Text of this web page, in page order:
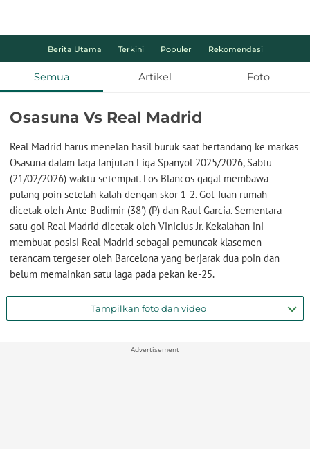
Berita Utama Terkini Populer Rekomendasi
Semua Artikel Foto
Osasuna Vs Real Madrid
Real Madrid harus menelan hasil buruk saat bertandang ke markas
Osasuna dalam laga lanjutan Liga Spanyol 2025/2026, Sabtu
(21/02/2026) waktu setempat. Los Blancos gagal membawa
pulang poin setelah kalah dengan skor 1-2. Gol Tuan rumah
dicetak oleh Ante Budimir (38') (P) dan Raul Garcia. Sementara
satu gol Real Madrid dicetak oleh Vinicius Jr. Kekalahan ini
membuat posisi Real Madrid sebagai pemuncak klasemen
terancam tergeser oleh Barcelona yang berjarak dua poin dan
belum memainkan satu laga pada pekan ke-25.
Tampilkan foto dan video
Advertisement